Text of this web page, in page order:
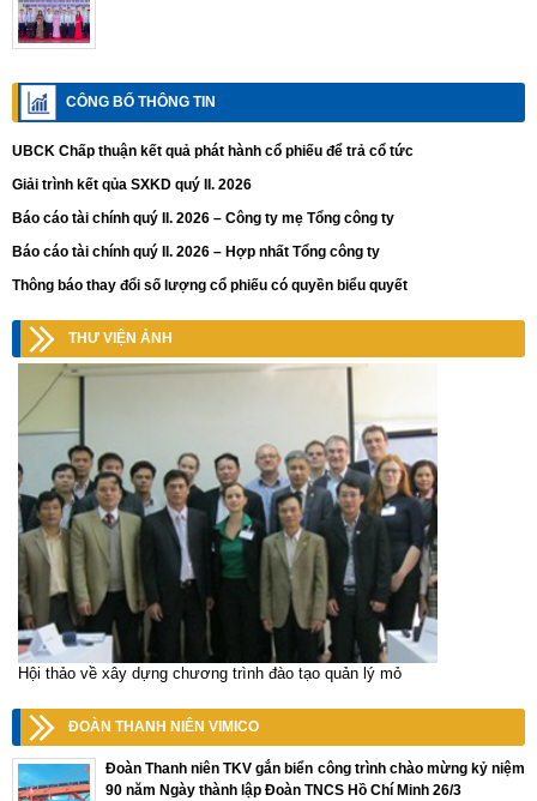
CÔNG BỐ THÔNG TIN
UBCK Chấp thuận kết quả phát hành cổ phiếu để trả cổ tức
Giải trình kết qủa SXKD quý II. 2026
Báo cáo tài chính quý II. 2026 – Công ty mẹ Tổng công ty
Báo cáo tài chính quý II. 2026 – Hợp nhất Tổng công ty
Thông báo thay đổi số lượng cổ phiếu có quyền biểu quyết
THƯ VIỆN ẢNH
Hội thảo về xây dựng chương trình đào tạo quản lý mỏ
ĐOÀN THANH NIÊN VIMICO
Đoàn Thanh niên TKV gắn biển công trình chào mừng kỷ niệm
90 năm Ngày thành lập Đoàn TNCS Hồ Chí Minh 26/3